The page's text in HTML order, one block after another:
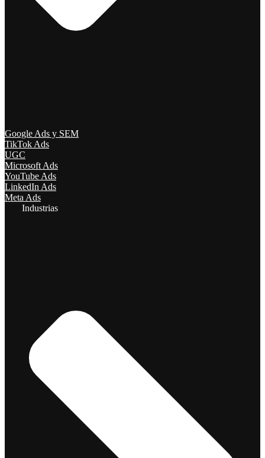
Google Ads y SEM
TikTok Ads
UGC
Microsoft Ads
YouTube Ads
LinkedIn Ads
Meta Ads
Industrias